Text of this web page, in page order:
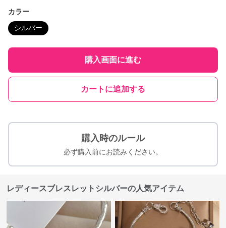
カラー
シルバー
購入画面に進む
カートに追加する
購入時のルール
必ず購入前にお読みください。
レディースブレスレットシルバーの人気アイテム